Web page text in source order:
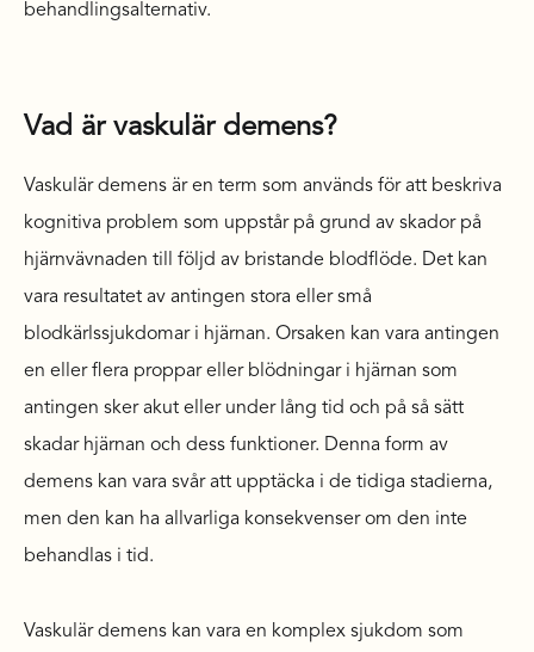
behandlingsalternativ.
Vad är vaskulär demens?
Vaskulär demens är en term som används för att beskriva
kognitiva problem som uppstår på grund av skador på
hjärnvävnaden till följd av bristande blodflöde. Det kan
vara resultatet av antingen stora eller små
blodkärlssjukdomar i hjärnan. Orsaken kan vara antingen
en eller flera proppar eller blödningar i hjärnan som
antingen sker akut eller under lång tid och på så sätt
skadar hjärnan och dess funktioner. Denna form av
demens kan vara svår att upptäcka i de tidiga stadierna,
men den kan ha allvarliga konsekvenser om den inte
behandlas i tid.
Vaskulär demens kan vara en komplex sjukdom som